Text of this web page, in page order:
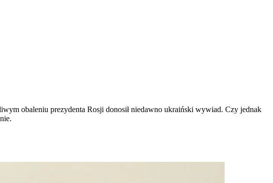
obaleniu prezydenta Rosji donosił niedawno ukraiński wywiad. Czy jednak